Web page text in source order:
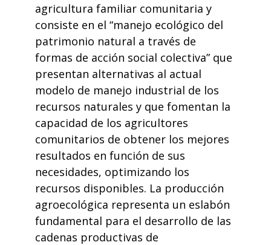
agricultura familiar comunitaria y
consiste en el “manejo ecológico del
patrimonio natural a través de
formas de acción social colectiva” que
presentan alternativas al actual
modelo de manejo industrial de los
recursos naturales y que fomentan la
capacidad de los agricultores
comunitarios de obtener los mejores
resultados en función de sus
necesidades, optimizando los
recursos disponibles. La producción
agroecológica representa un eslabón
fundamental para el desarrollo de las
cadenas productivas de